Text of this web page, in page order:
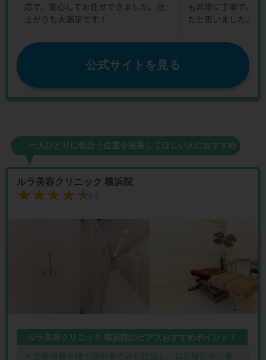
応で、安心してお任せできました。仕
上がりも大満足です！
も非常に丁寧で、こ
たと思いました。
公式サイトを見る
一人ひとりに似合う位置を提案してほしい人におすすめ
ルラ美容クリニック 横浜院
★★★★★
★★★★★4.6
ルラ美容クリニック 横浜院のピアスおすすめポイント！
医療資格を持つ施術者のみが担当し、耳の解剖学に基